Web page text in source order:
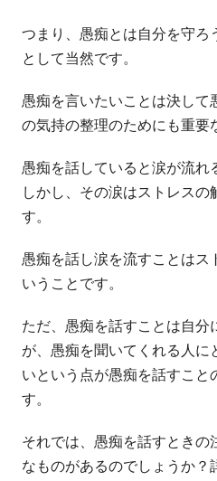
つまり、愚痴とは自分を守ろ
として当然です。
愚痴を言いたいことは決して
の気持の整理のためにも重要
愚痴を話していると涙が流れ
しかし、その涙はストレスの
す。
愚痴を話し涙を流すことはス
いうことです。
ただ、愚痴を話すことは自分
が、愚痴を聞いてくれる人に
いという点が愚痴を話すこと
す。
それでは、愚痴を話すときの
なものがあるのでしょうか？